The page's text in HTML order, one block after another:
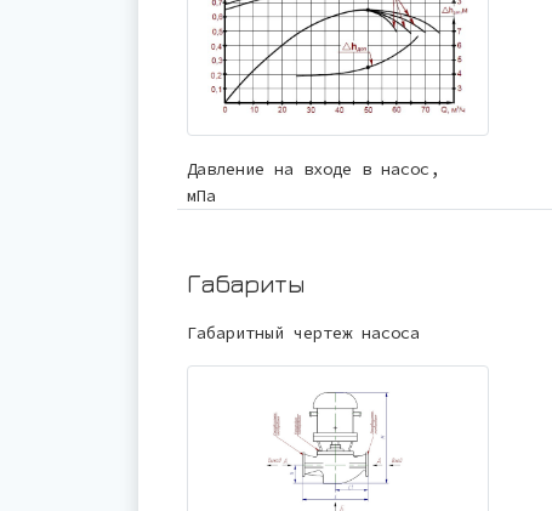
Давление на входе в насос,
мПа
Габариты
Габаритный чертеж насоса